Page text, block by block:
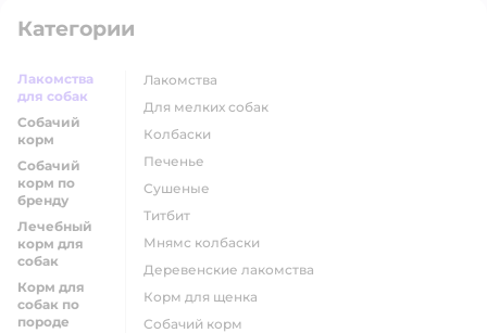
Категории
Лакомства
для собак
Собачий
корм
Собачий
корм по
бренду
Лечебный
корм для
собак
Корм для
собак по
породе
лакомства
для мелких собак
колбаски
печенье
сушеные
титбит
мнямс колбаски
деревенские лакомства
корм для щенка
собачий корм